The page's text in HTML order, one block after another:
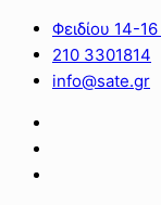
Φειδίου 14-
210 3301814
info@sate.gr